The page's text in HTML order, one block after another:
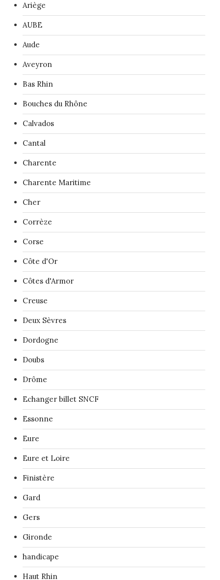
Ariège
AUBE
Aude
Aveyron
Bas Rhin
Bouches du Rhône
Calvados
Cantal
Charente
Charente Maritime
Cher
Corrèze
Corse
Côte d'Or
Côtes d'Armor
Creuse
Deux Sèvres
Dordogne
Doubs
Drôme
Echanger billet SNCF
Essonne
Eure
Eure et Loire
Finistère
Gard
Gers
Gironde
handicape
Haut Rhin